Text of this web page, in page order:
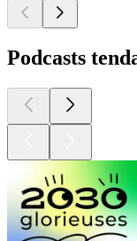
Podcasts